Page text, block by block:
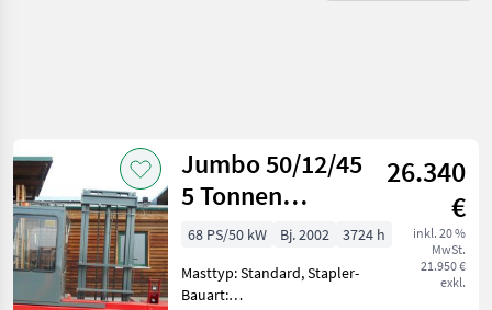
Kategorie 4 Land Filter
AKTUELLER
PFAD
Landtechnik
Zurücksetzen
11
anzeigen
Jumbo 50/12/45
5 Tonnen
Hubkraft - 4,5
Meter Hubhöhe
26.340
€
inkl. 20 %
MwSt.
21.950 €
exkl.
68 PS/50 kW Bj. 2002
3724 h
Masttyp: Standard, Stapler-
Bauart: